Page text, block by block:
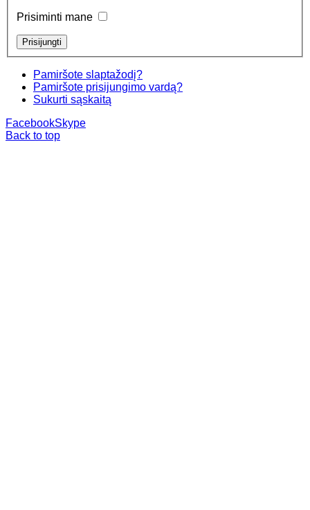
Prisiminti mane
Pamiršote slaptažodį?
Pamiršote prisijungimo vardą?
Sukurti sąskaitą
FacebookSkype
Back to top